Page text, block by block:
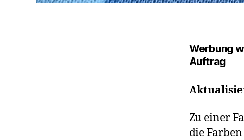
Werbung
Auftrag
Zu einer
die